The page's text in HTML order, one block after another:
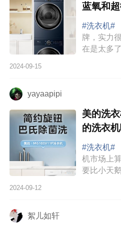
蓝氧和
#洗衣机#
牌，实力
在是太多
超微净
2024-09-15
yayaapipi
美的洗
的洗衣
#洗衣机#
机市场上
要比小天
为大家介
2024-09-12
絮儿如轩